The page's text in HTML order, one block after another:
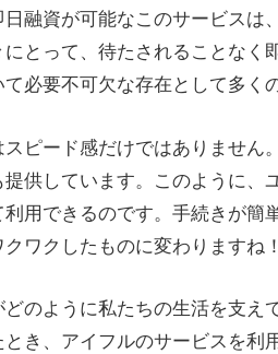
融資が可能なこのサービス
とって、待たされることな
必要不可欠な存在として多く
ピード感だけではありません
供しています。このように
用できるのです。手続きが
ワクしたものに変わりますね！
のように私たちの生活を支
き、アイフルのサービスを